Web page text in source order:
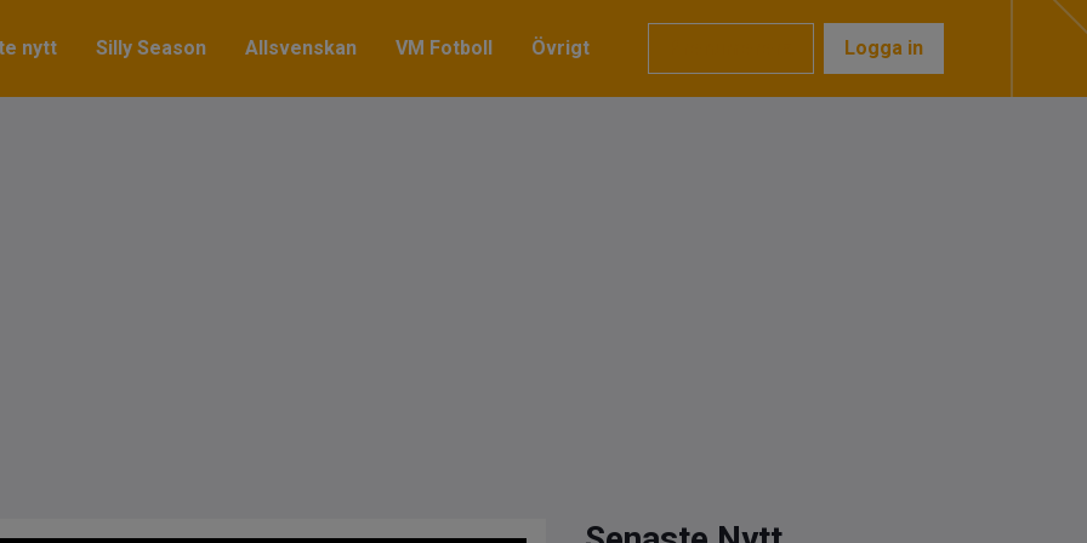
nytt Silly Season Allsvenskan VM Fotboll Övrigt Logga in